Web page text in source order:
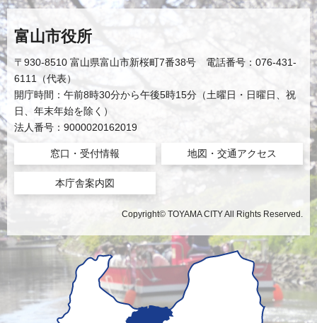
富山市役所
〒930-8510 富山県富山市新桜町7番38号 電話番号：076-431-
6111（代表）
開庁時間：午前8時30分から午後5時15分（土曜日・日曜日、祝
日、年末年始を除く）
法人番号：9000020162019
窓口・受付情報 地図・交通アクセス
本庁舎案内図
Copyright© TOYAMA CITY All Rights Reserved.